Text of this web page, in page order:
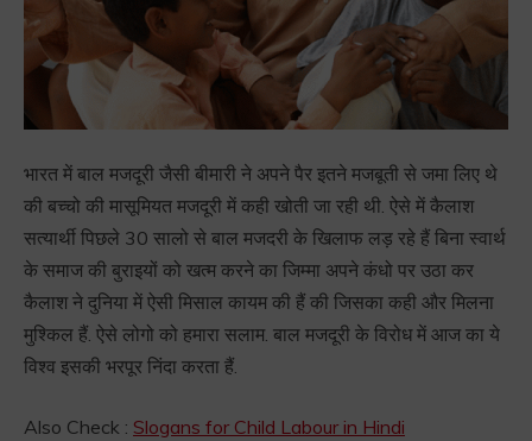
भारत में बाल मजदूरी जैसी बीमारी ने अपने पैर इतने मजबूती से जमा लिए थे
की बच्चो की मासूमियत मजदूरी में कही खोती जा रही थी. ऐसे में कैलाश
सत्यार्थी पिछले 30 सालो से बाल मजदरी के खिलाफ लड़ रहे हैं बिना स्वार्थ
के समाज की बुराइयों को खत्म करने का जिम्मा अपने कंधो पर उठा कर
कैलाश ने दुनिया में ऐसी मिसाल कायम की हैं की जिसका कही और मिलना
मुश्किल हैं. ऐसे लोगो को हमारा सलाम. बाल मजदूरी के विरोध में आज का ये
विश्व इसकी भरपूर निंदा करता हैं.
Also Check : Slogans for Child Labour in Hindi